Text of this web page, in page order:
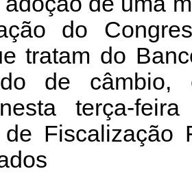
do
tratam do
de câmbio,
terça-
de Fiscalização